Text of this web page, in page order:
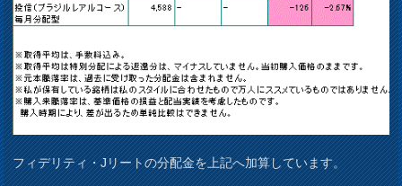
フィデリティ・Jリートの分配金を上記へ加算しています。